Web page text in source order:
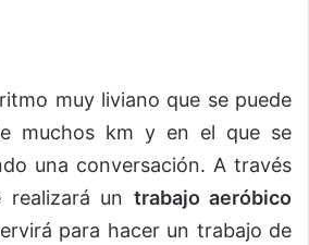
muy liviano que se puede
muchos km y en el que se
una conversación. A través
un trabajo aeróbico
para hacer un trabajo de